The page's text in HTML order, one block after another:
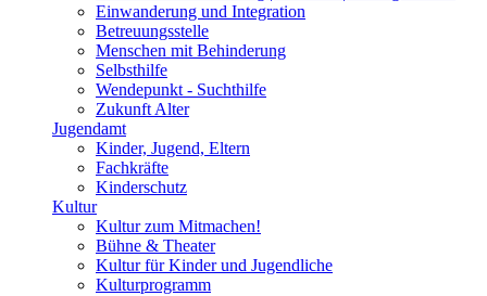
Einwanderung und Integration
Betreuungsstelle
Menschen mit Behinderung
Selbsthilfe
Wendepunkt - Suchthilfe
Zukunft Alter
Jugendamt
Kinder, Jugend, Eltern
Fachkräfte
Kinderschutz
Kultur
Kultur zum Mitmachen!
Bühne & Theater
Kultur für Kinder und Jugendliche
Kulturprogramm